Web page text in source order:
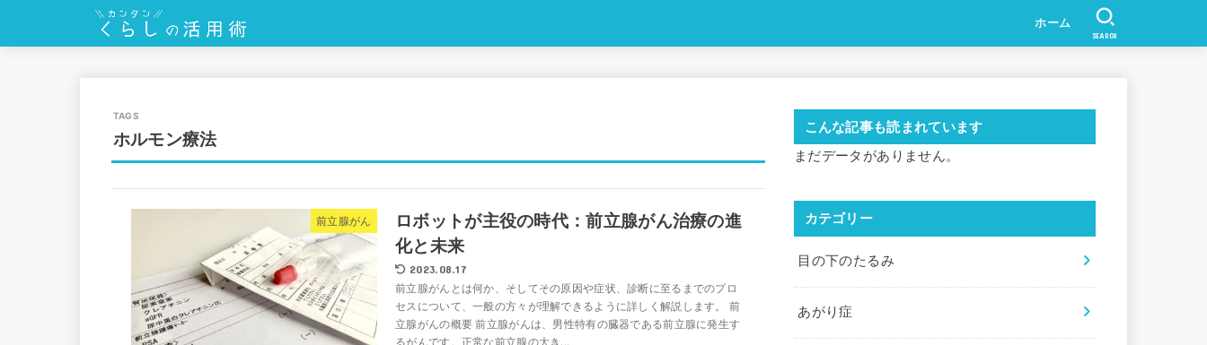
ホーム
SEARCH
ホルモン療法
前立腺がん
ロボットが主役の時代：前立腺がん治療の進
化と未来
2023.08.17
前立腺がんとは何か、そしてその原因や症状、診断に至るまでのプロ
セスについて、一般の方々が理解できるように詳しく解説します。 前
立腺がんの概要 前立腺がんは、男性特有の臓器である前立腺に発生す
こんな記事も読まれています
まだデータがありません。
カテゴリー
目の下のたるみ
あがり症